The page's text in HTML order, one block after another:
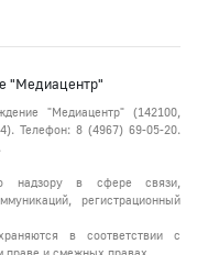
"Медиацентр"
"Медиацентр" (142100,
Телефон: 8 (4967) 69-05-20.
надзору в сфере связи,
регистрационный
в соответствии с
праве и смежных правах.